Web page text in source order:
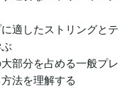
適したストリングとテ
部分を占める一般プレ
法を理解する